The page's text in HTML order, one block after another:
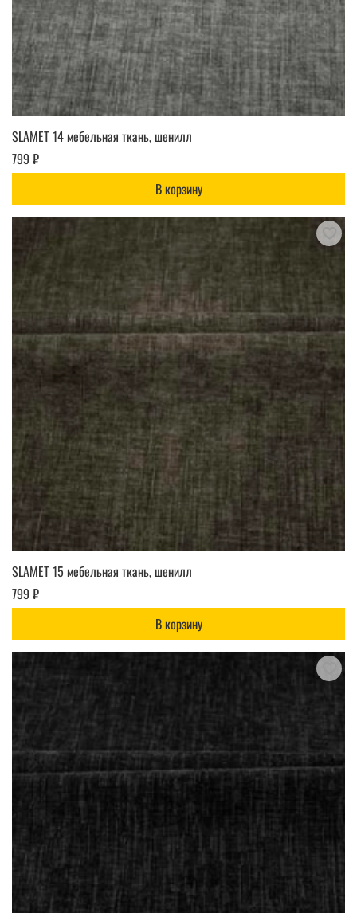
SLAMET 14 мебельная ткань, шенилл
799 ₽
В корзину
SLAMET 15 мебельная ткань, шенилл
799 ₽
В корзину